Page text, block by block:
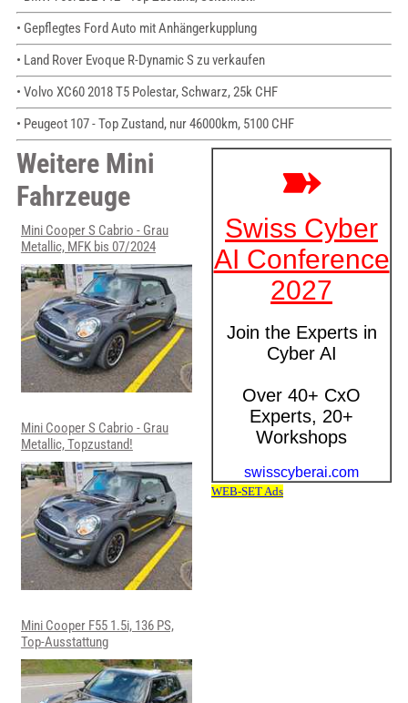
• Gepflegtes Ford Auto mit Anhängerkupplung
• Land Rover Evoque R-Dynamic S zu verkaufen
• Volvo XC60 2018 T5 Polestar, Schwarz, 25k CHF
• Peugeot 107 - Top Zustand, nur 46000km, 5100 CHF
Weitere Mini
Fahrzeuge
Mini Cooper S Cabrio - Grau
Metallic, MFK bis 07/2024
Mini Cooper S Cabrio - Grau
Metallic, Topzustand!
Mini Cooper F55 1.5i, 136 PS,
Top-Ausstattung